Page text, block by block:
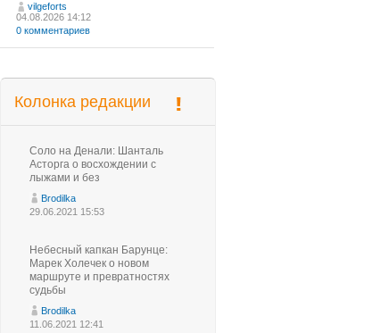
vilgeforts
04.08.2026 14:12
0 комментариев
Колонка редакции
Соло на Денали: Шанталь
Асторга о восхождении с
лыжами и без
Brodilka
29.06.2021 15:53
Небесный капкан Барунце:
Марек Холечек о новом
маршруте и превратностях
судьбы
Brodilka
11.06.2021 12:41